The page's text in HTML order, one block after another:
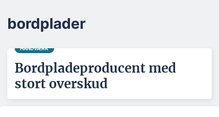
bordplader
HÅNDVÆRK
Bordpladeproducent med
stort overskud